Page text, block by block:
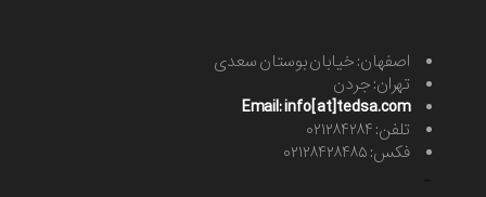
اصفهان: خیابان بوستان سعدی
تهران: جردن
Email: info[at]tedsa.com
تلفن: ۰۲۱۲۸۴۲۸۴
فکس: ۰۲۱۲۸۴۲۸۴۸۵